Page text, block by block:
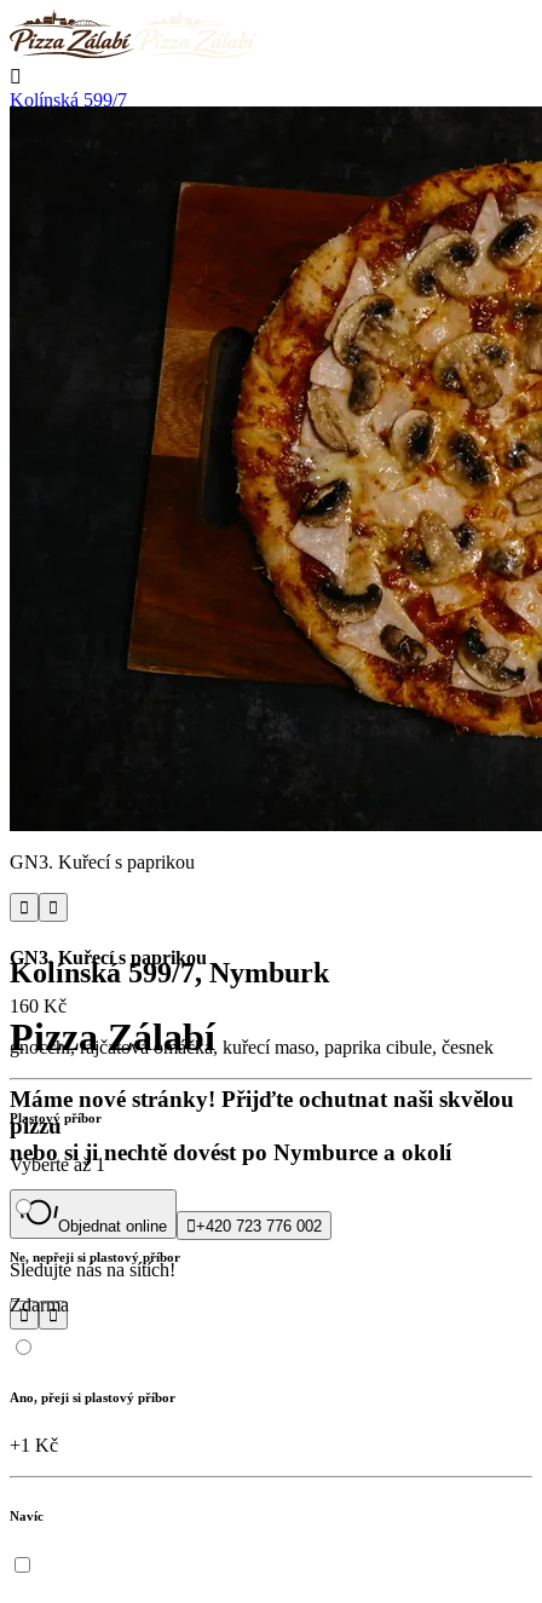

Kolínská 599/7
Začíná rozvážet v 11:00
Kolínská 599/7, Nymburk
Pizza Zálabí
Máme nové stránky! Přijďte ochutnat naši skvělou
pizzu
nebo si ji nechtě dovést po Nymburce a okolí
Objednat online +420 723 776 002
Sledujte nás na sítích!
 
GN3. Kuřecí s paprikou
 
GN3. Kuřecí s paprikou
160 Kč
gnocchi, rajčatová omáčka, kuřecí maso, paprika cibule, česnek
Plastový příbor
Vyberte až 1
Ne, nepřeji si plastový příbor
Zdarma
Ano, přeji si plastový příbor
+1 Kč
Navíc